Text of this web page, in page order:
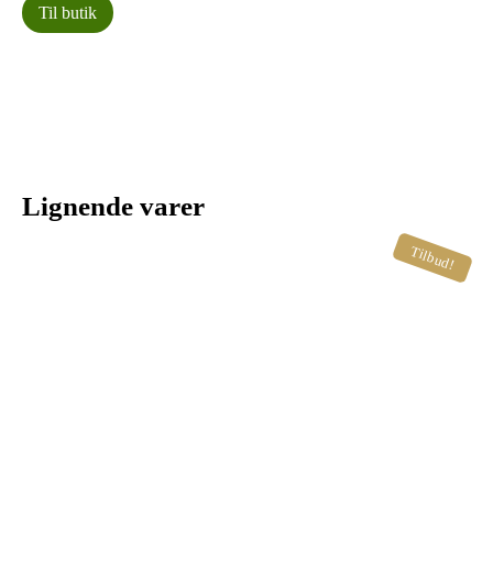
Til butik
Lignende varer
Tilbud!